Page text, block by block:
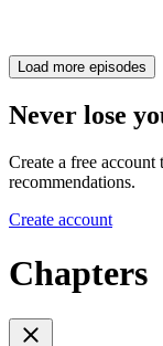
Load more episodes
Never lose
Create a free account
recommendations.
Create account
Chapters